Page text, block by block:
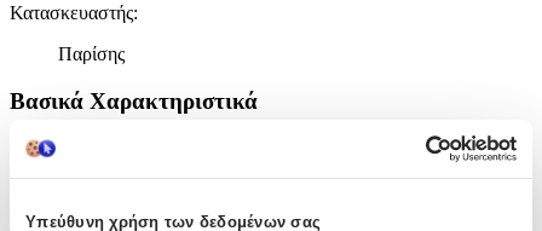
Υπεύθυνη χρήση των δεδομένων σας
Κατασκευαστής:
Παρίσης
Βασικά Χαρακτηριστικά
Είδος: